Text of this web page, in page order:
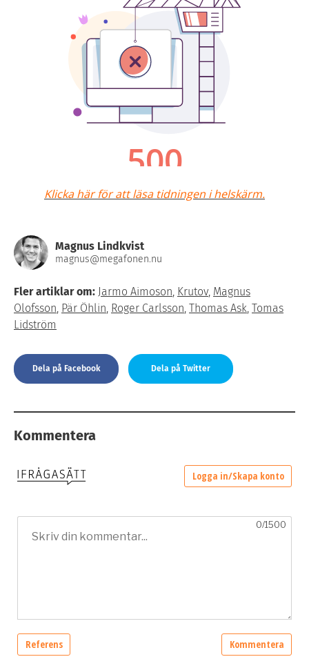
Klicka här för att läsa tidningen i helskärm.
Magnus Lindkvist
magnus@megafonen.nu
Fler artiklar om: Jarmo Aimoson, Krutov, Magnus
Olofsson, Pär Öhlin, Roger Carlsson, Thomas Ask, Tomas
Lidström
Dela på Facebook Dela på Twitter
Kommentera